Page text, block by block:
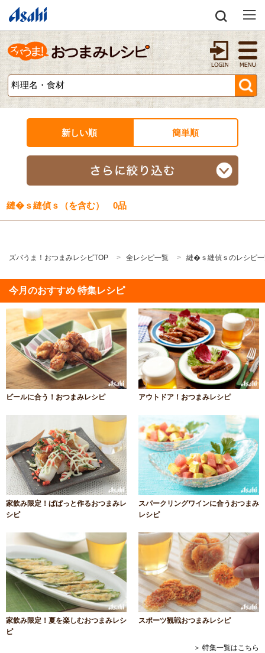
新しい順 簡単順
縺�ｓ縺偵ｓ（を含む） 0品
ズバうま！おつまみレシピTOP 全レシピ一覧 縺�ｓ縺偵ｓのレシピ
今月のおすすめ 特集レシピ
ビールに合う！おつまみレシピ アウトドア！おつまみレシピ
家飲み限定！ぱぱっと作るおつまみレ
シピ
スパークリングワインに合うおつまみ
レシピ
家飲み限定！夏を楽しむおつまみレシ
ピ
スポーツ観戦おつまみレシピ
＞ 特集一覧はこちら